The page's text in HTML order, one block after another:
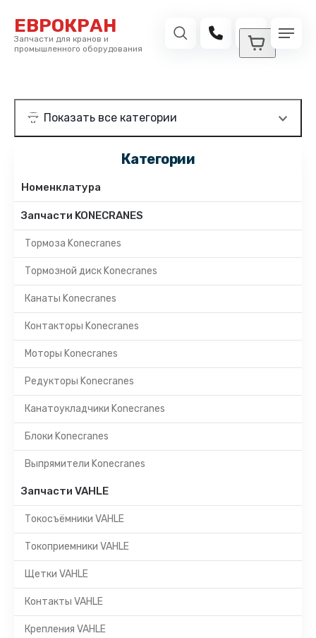
ЕВРОКРАН
Запчасти для кранов и
промышленного оборудования
Категории
Номенклатура
Запчасти KONECRANES
Тормоза Konecranes
Тормозной диск Konecranes
Канаты Konecranes
Контакторы Konecranes
Моторы Konecranes
Редукторы Konecranes
Канатоукладчики Konecranes
Блоки Konecranes
Выпрямители Konecranes
Запчасти VAHLE
Токосъёмники VAHLE
Токоприемники VAHLE
Щетки VAHLE
Контакты VAHLE
Крепления VAHLE